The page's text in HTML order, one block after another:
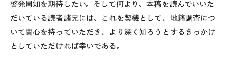
啓発周知を期待したい。そして何より、本稿を読んでいいた
だいている読者諸兄には、これを契機として、地籍調査につ
いて関心を持っていただき、より深く知ろうとするきっかけ
としていただければ幸いである。